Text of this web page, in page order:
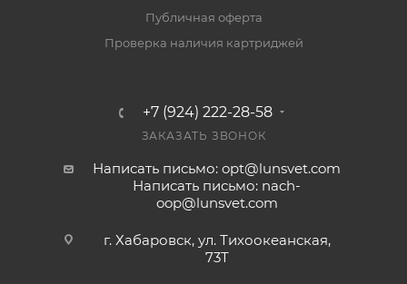
Публичная оферта
Проверка наличия картриджей
+7 (924) 222-28-58
ЗАКАЗАТЬ ЗВОНОК
Написать письмо: opt@lunsvet.com
Написать письмо: nach-
oop@lunsvet.com
г. Хабаровск, ул. Тихоокеанская,
73Т